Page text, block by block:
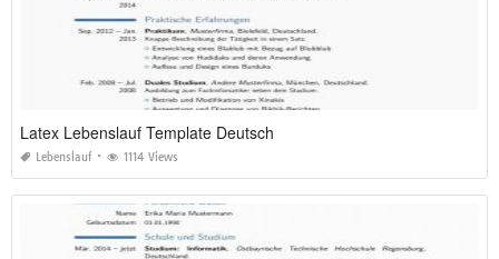
Latex Lebenslauf Template Deutsch
Lebenslauf 1114 Views